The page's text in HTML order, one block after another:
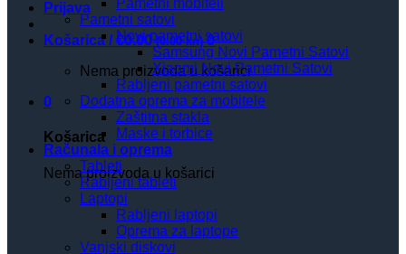
Prijava
Košarica /€0.00 (0.00 kn) 0
Nema proizvoda u košarici
0
Košarica
Nema proizvoda u košarici
Pametni mobiteli
Pametni satovi
Novi pametni satovi
Samsung Novi Pametni Satovi
Xiaomi Novi Pametni Satovi
Rabljeni pametni satovi
Dodatna oprema za mobitele
Zaštitna stakla
Maske i torbice
Računala i oprema
Tableti
Rabljeni tableti
Laptopi
Rabljeni laptopi
Oprema za laptope
Vanjski diskovi